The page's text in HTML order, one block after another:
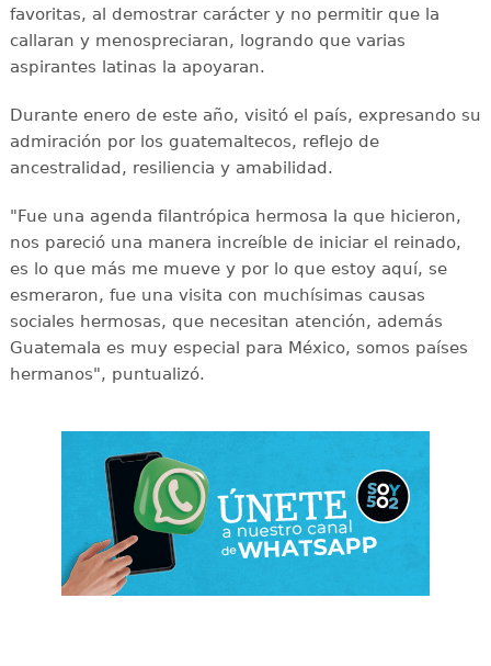
favoritas, al demostrar carácter y no permitir que la
callaran y menospreciaran, logrando que varias
aspirantes latinas la apoyaran.
Durante enero de este año, visitó el país, expresando su
admiración por los guatemaltecos, reflejo de
ancestralidad, resiliencia y amabilidad.
"Fue una agenda filantrópica hermosa la que hicieron,
nos pareció una manera increíble de iniciar el reinado,
es lo que más me mueve y por lo que estoy aquí, se
esmeraron, fue una visita con muchísimas causas
sociales hermosas, que necesitan atención, además
Guatemala es muy especial para México, somos países
hermanos", puntualizó.